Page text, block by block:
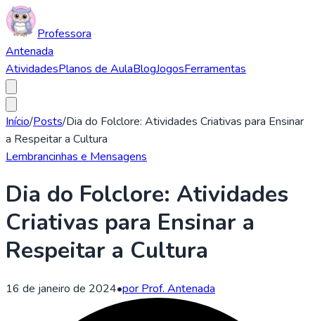
Professora
Antenada
AtividadesPlanos de AulaBlogJogosFerramentas
Início/Posts/Dia do Folclore: Atividades Criativas para Ensinar
a Respeitar a Cultura
Lembrancinhas e Mensagens
Dia do Folclore: Atividades
Criativas para Ensinar a
Respeitar a Cultura
16 de janeiro de 2024•por Prof. Antenada